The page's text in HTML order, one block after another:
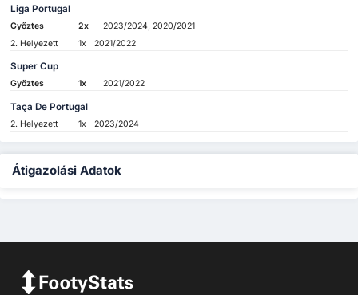
Liga Portugal
Győztes 2x
2023/2024, 2020/2021
2. Helyezett
1x 2021/2022
Super Cup
Győztes 1x 2021/2022
Taça De Portugal
2. Helyezett 1x 2023/2024
Átigazolási Adatok